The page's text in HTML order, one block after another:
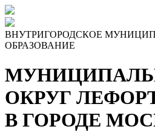
ВНУТРИГОРОДСКОЕ
ОБРАЗОВАНИЕ
ОКРУГ
В ГОРОДЕ